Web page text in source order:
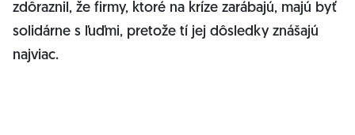
zdôraznil, že firmy, ktoré na kríze zarábajú, majú byť
solidárne s ľuďmi, pretože tí jej dôsledky znášajú
najviac.